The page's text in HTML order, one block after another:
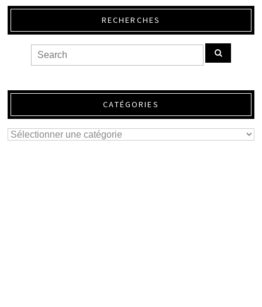
RECHERCHES
CATÉGORIES